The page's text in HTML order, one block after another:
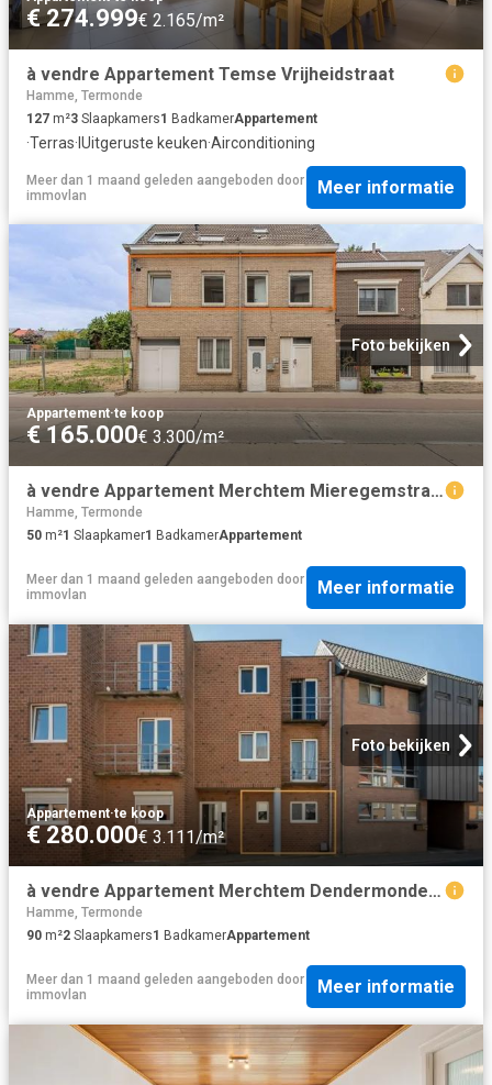
€ 274.999€ 2.165/m²
à vendre Appartement Temse Vrijheidstraat
Hamme, Termonde
127 m²3 Slaapkamers1 BadkamerAppartement
·Terras· IUitgeruste keuken·Airconditioning
Meer dan 1 maand geleden aangeboden door
immovlan
Meer informatie
Foto bekijken
Appartement·te koop
€ 165.000€ 3.300/m²
à vendre Appartement Merchtem Mieregemstraat
Hamme, Termonde
50 m²1 Slaapkamer1 BadkamerAppartement
Meer dan 1 maand geleden aangeboden door
immovlan
Meer informatie
Foto bekijken
Appartement·te koop
€ 280.000€ 3.111/m²
à vendre Appartement Merchtem Dendermondestraat
Hamme, Termonde
90 m²2 Slaapkamers1 BadkamerAppartement
Meer dan 1 maand geleden aangeboden door
immovlan
Meer informatie